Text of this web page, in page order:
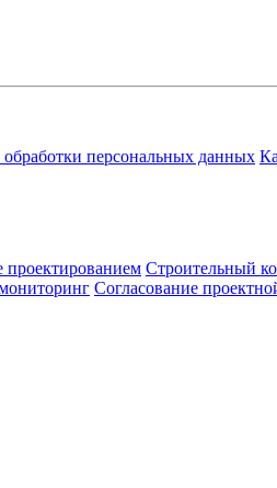
персональных данных
проектированием Строительный
Согласование